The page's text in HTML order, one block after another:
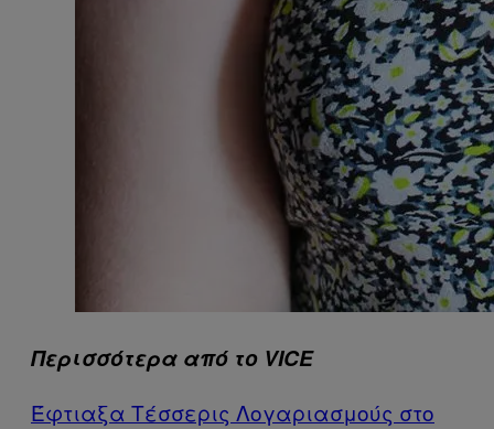
Περισσότερα από το VICE
Έφτιαξα Τέσσερις Λογαριασμούς στο